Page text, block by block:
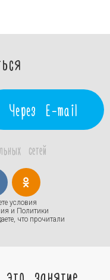
Через E-mail
сетей
условия
и Политики
что прочитали
занятие,